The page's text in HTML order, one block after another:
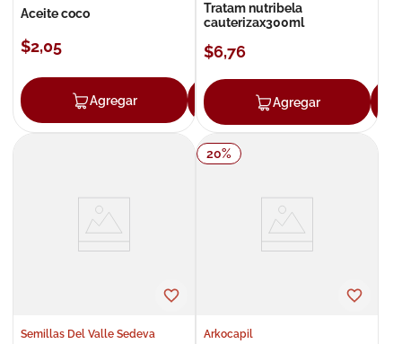
Aceite coco
$2,05
Agregar Agregar
Tratam nutribela
cauterizax300ml
$6,76
Agregar
Semillas Del Valle Sedeva
20%
Arkocapil